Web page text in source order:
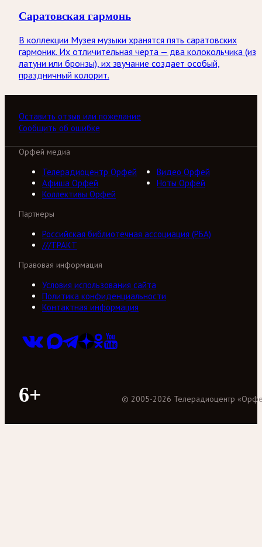
Саратовская гармонь
В коллекции Музея музыки хранятся пять саратовских
гармоник. Их отличительная черта — два колокольчика (из
латуни или бронзы), их звучание создает особый,
праздничный колорит.
Оставить отзыв или пожелание
Сообщить об ошибке
Орфей медиа
Телерадиоцентр Орфей
Видео Орфей
Афиша Орфей
Ноты Орфей
Коллективы Орфей
Партнеры
Российская библиотечная ассоциация (РБА)
///ТРАКТ
Правовая информация
Условия использования сайта
Политика конфиденциальности
Контактная информация
6+ © 2005-2026 Телерадиоцентр